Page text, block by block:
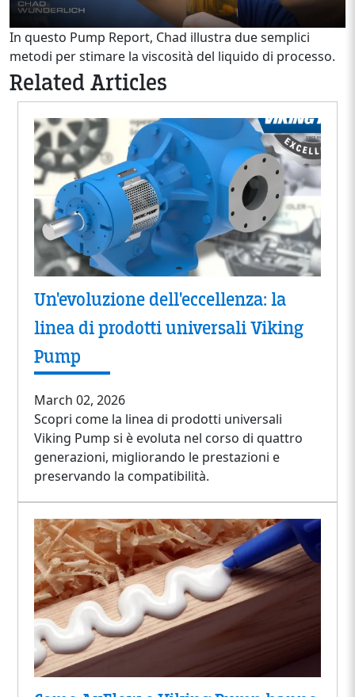
In questo Pump Report, Chad illustra due semplici
metodi per stimare la viscosità del liquido di processo.
Related Articles
Un'evoluzione dell'eccellenza: la
linea di prodotti universali Viking
Pump
March 02, 2026
Scopri come la linea di prodotti universali
Viking Pump si è evoluta nel corso di quattro
generazioni, migliorando le prestazioni e
preservando la compatibilità.